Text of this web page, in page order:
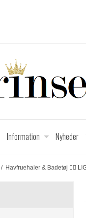
Information Nyheder
/ Havfruehaler & Badetøj 🧜‍♀️